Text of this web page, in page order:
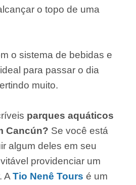
o topo de uma
o sistema de bebidas e
para passar o dia
muito.
parques aquáticos
Cancún? Se você está
algum deles em seu
providenciar um
A Tio Nenê Tours é um